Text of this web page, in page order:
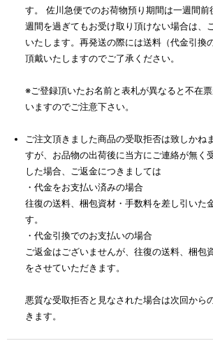
す。
佐川急便でのお荷物預り期間は一週間前
週間を過ぎてもお受け取り頂けない場合は、
いたします。再発送の際には送料（代金引換
頂戴いたしますのでご了承ください。
※ご登録頂いたお名前と表札が異なると不在
いますのでご注意下さい。
ご注文頂きました商品の受取拒否は致しかね
すが、お品物の出荷後に当方にご連絡が無く
した場合、ご返金につきましては
・代金をお支払い済みの場合
往復の送料、梱包資材・手数料を差し引いた
す。
・代金引換でのお支払いの場合
ご返金はございませんが、往復の送料、梱包
をさせていただきます。
悪質な受取拒否と見なされた場合は次回から
きます。